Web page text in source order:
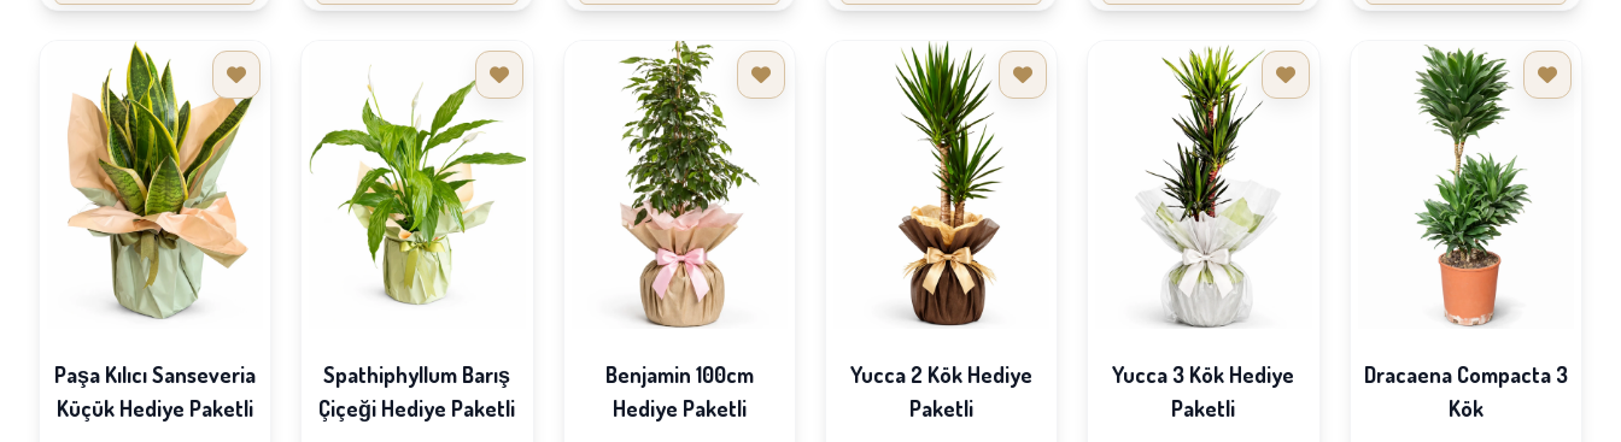
Paşa Kılıcı Sanseveria
Küçük Hediye Paketli
Spathiphyllum Barış
Çiçeği Hediye Paketli
Benjamin 100cm
Hediye Paketli
Yucca 2 Kök Hediye
Paketli
Yucca 3 Kök Hediye
Paketli
Dracaena Compacta 3
Kök